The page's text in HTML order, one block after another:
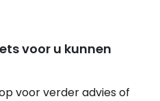
voor u kunnen
voor verder advies of